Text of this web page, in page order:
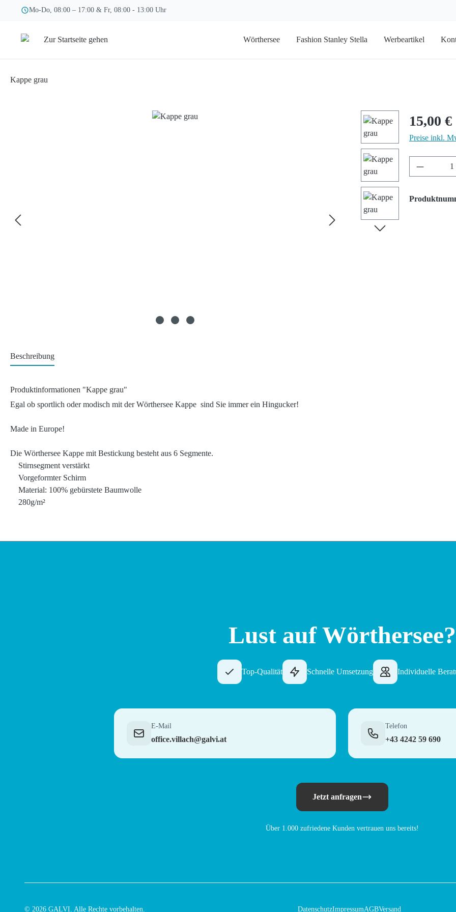
Hauptinhalt springen
Zur Suche springen
Zur Hauptnavigation springen
Mo-Do, 08:00 – 17:00 & Fr, 08:00 - 13:00 Uhr
Wörthersee Fashion Stanley Stella Werbeartikel
Kappe grau
Regulärer
15,00 €
Preise inkl.
Beschreibung
Produktinformationen "Kappe grau"
Egal ob sportlich oder modisch mit der Wörthersee Kappe sind Sie immer ein Hingucker!
Made in Europe!
Die Wörthersee Kappe mit Bestickung besteht aus 6 Segmente.
Stirnsegment verstärkt
Vorgeformter Schirm
Material: 100% gebürstete Baumwolle
280g/m²
Lust auf Wörthersee?
Top-Qualität Schnelle Umsetzung Individuelle
E-Mail
office.villach@galvi.at
Telefon
+43 4242 59 690
Jetzt anfragen
Über 1.000 zufriedene Kunden vertrauen uns bereits!
© 2026 GALVI. Alle Rechte vorbehalten. DatenschutzImpressumAGBVersand